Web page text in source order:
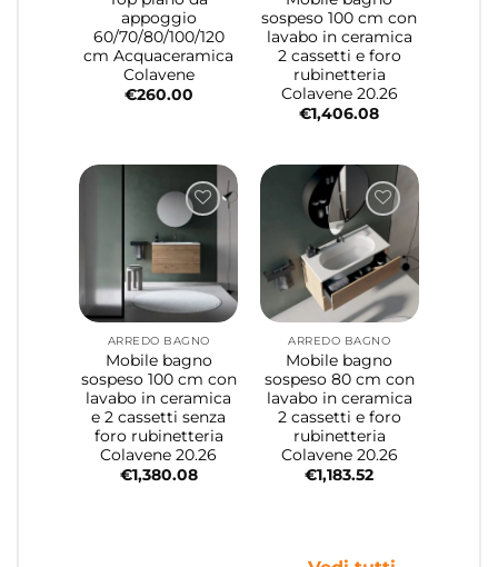
appoggio
60/70/80/100/120
cm Acquaceramica
Colavene
€260.00
sospeso 100 cm con
lavabo in ceramica
2 cassetti e foro
rubinetteria
Colavene 20.26
€1,406.08
ARREDO BAGNO
Mobile bagno
sospeso 100 cm con
lavabo in ceramica
e 2 cassetti senza
foro rubinetteria
Colavene 20.26
€1,380.08
ARREDO BAGNO
Mobile bagno
sospeso 80 cm con
lavabo in ceramica
2 cassetti e foro
rubinetteria
Colavene 20.26
€1,183.52